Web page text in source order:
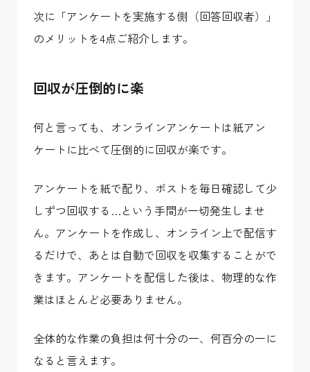
次に「アンケートを実施する側（回答回収者）」
のメリットを4点ご紹介します。
回収が圧倒的に楽
何と言っても、オンラインアンケートは紙アン
ケートに比べて圧倒的に回収が楽です。
アンケートを紙で配り、ポストを毎日確認して少
しずつ回収する…という手間が一切発生しませ
ん。アンケートを作成し、オンライン上で配信す
るだけで、あとは自動で回収を収集することがで
きます。アンケートを配信した後は、物理的な作
業はほとんど必要ありません。
全体的な作業の負担は何十分の一、何百分の一に
なると言えます。